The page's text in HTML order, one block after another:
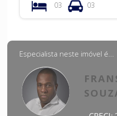
03
03
Especialista neste imóvel é...